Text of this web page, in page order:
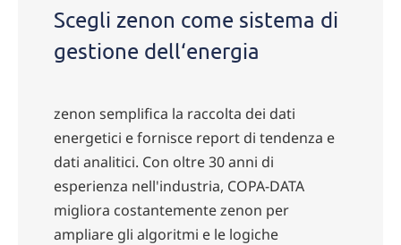
Scegli zenon come sistema di
gestione dell‘energia
zenon semplifica la raccolta dei dati
energetici e fornisce report di tendenza e
dati analitici. Con oltre 30 anni di
esperienza nell'industria, COPA-DATA
migliora costantemente zenon per
ampliare gli algoritmi e le logiche